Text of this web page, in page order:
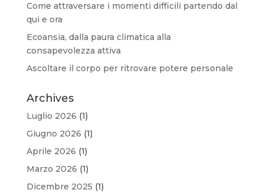
Come attraversare i momenti difficili partendo dal
qui e ora
Ecoansia, dalla paura climatica alla
consapevolezza attiva
Ascoltare il corpo per ritrovare potere personale
Archives
Luglio 2026 (1)
Giugno 2026 (1)
Aprile 2026 (1)
Marzo 2026 (1)
Dicembre 2025 (1)